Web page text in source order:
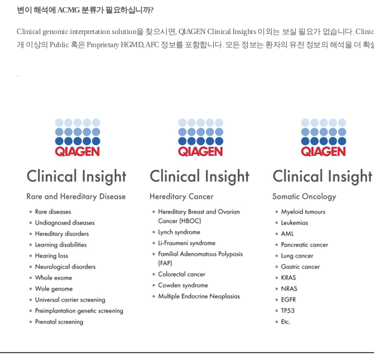
변이 해석에 ACMG 분류가 필요하십니까?
Clinical genomic interpretation solution을 찾으시면, QIAGEN Clinical Insights 이외는 보실 필요가 없습니다.
개 이상의 Public 혹은 Proprietary HGMD, AFC 정보를 포함합니다. 모든 정보는 환자의 유전 정보의 해석을 더
.